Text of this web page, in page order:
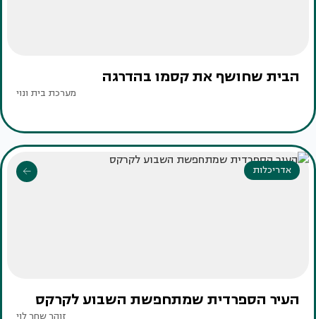
הבית שחושף את קסמו בהדרגה
מערכת בית ונוי
אדריכלות
העיר הספרדית שמתחפשת השבוע לקרקס
זוהר שחר לוי